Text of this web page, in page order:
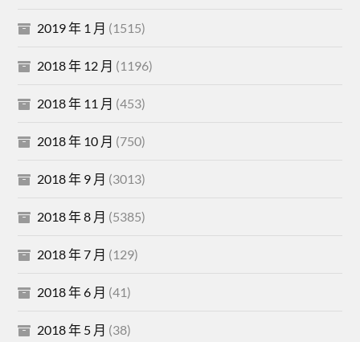
2019 年 1 月 (1515)
2018 年 12 月 (1196)
2018 年 11 月 (453)
2018 年 10 月 (750)
2018 年 9 月 (3013)
2018 年 8 月 (5385)
2018 年 7 月 (129)
2018 年 6 月 (41)
2018 年 5 月 (38)